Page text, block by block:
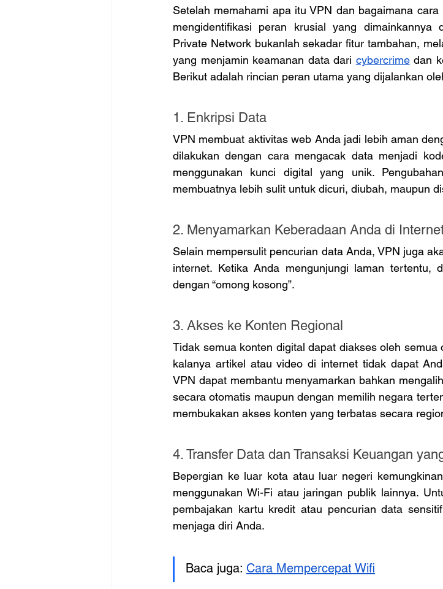
Setelah memahami apa itu VPN dan bagaimana
mengidentifikasi peran krusial yang dimainkannya
Private Network bukanlah sekadar fitur tambahan,
yang menjamin keamanan data dari cybercrime dan
Berikut adalah rincian peran utama yang dijalankan
1. Enkripsi Data
VPN membuat aktivitas web Anda jadi lebih aman
dilakukan dengan cara mengacak data menjadi
menggunakan kunci digital yang unik.
membuatnya lebih sulit untuk dicuri, diubah, maupun
2. Menyamarkan Keberadaan Anda di
Selain mempersulit pencurian data Anda, VPN juga
internet. Ketika Anda mengunjungi laman tertentu,
dengan “omong kosong”.
3. Akses ke Konten Regional
Tidak semua konten digital dapat diakses oleh
kalanya artikel atau video di internet tidak dapat
VPN dapat membantu menyamarkan bahkan
secara otomatis maupun dengan memilih negara
membukakan akses konten yang terbatas secara
4. Transfer Data dan Transaksi Keuangan
Bepergian ke luar kota atau luar negeri
menggunakan Wi-Fi atau jaringan publik lainnya.
pembajakan kartu kredit atau pencurian data
menjaga diri Anda.
Baca juga: Cara Mempercepat Wifi